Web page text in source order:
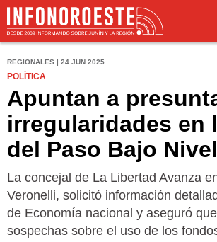
REGIONALES | 24 JUN 2025
POLÍTICA
Apuntan a
irregularidades en
del Paso Bajo Nivel
La concejal de La Libertad Avanza
Veronelli, solicitó información
de Economía nacional y aseguró
sospechas sobre el uso de los